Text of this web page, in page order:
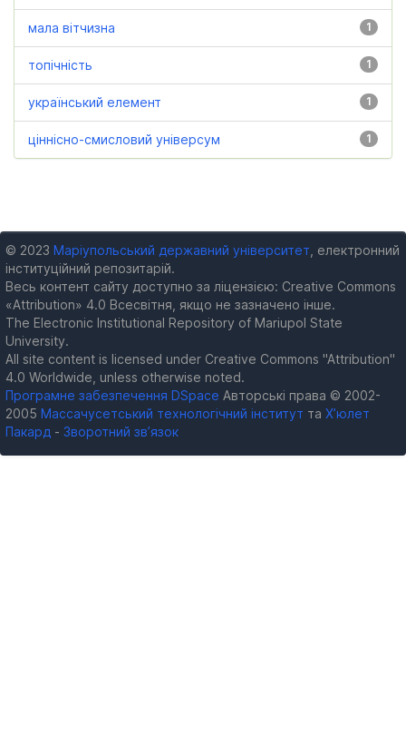
1
мала вітчизна
1
топічність
1
український елемент
1
ціннісно-смисловий універсум
© 2023 Маріупольський державний університет , електронний
інституційний репозитарій.
Весь контент сайту доступно за ліцензією: Creative Commons
«Attribution» 4.0 Всесвітня, якщо не зазначено інше.
The Electronic Institutional Repository of Mariupol State
University.
All site content is licensed under Creative Commons "Attribution"
4.0 Worldwide, unless otherwise noted.
Програмне забезпечення DSpace Авторські права © 2002-
2005 Массачусетський технологічний інститут та Х’юлет
Пакард - Зворотний зв’язок